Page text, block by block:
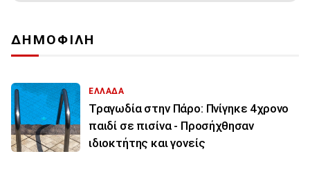
ΔΗΜΟΦΙΛΗ
ΕΛΛΑΔΑ
Τραγωδία στην Πάρο: Πνίγηκε 4χρονο
παιδί σε πισίνα - Προσήχθησαν
ιδιοκτήτης και γονείς